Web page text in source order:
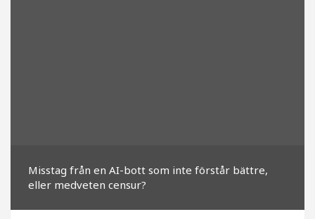
Misstag från en AI-bott som inte förstår bättre,
eller medveten censur?